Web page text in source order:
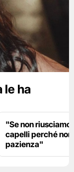
le ha
"Se non riusciamo
capelli perché
pazienza"